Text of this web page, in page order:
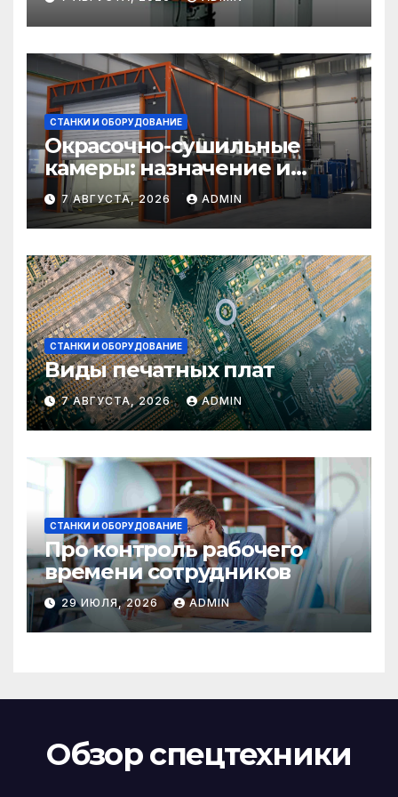
СТАНКИ И ОБОРУДОВАНИЕ
Окрасочно-сушильные
камеры: назначение и
области применения
7 АВГУСТА, 2026 ADMIN
СТАНКИ И ОБОРУДОВАНИЕ
Виды печатных плат
7 АВГУСТА, 2026 ADMIN
СТАНКИ И ОБОРУДОВАНИЕ
Про контроль рабочего
времени сотрудников
29 ИЮЛЯ, 2026 ADMIN
Обзор спецтехники